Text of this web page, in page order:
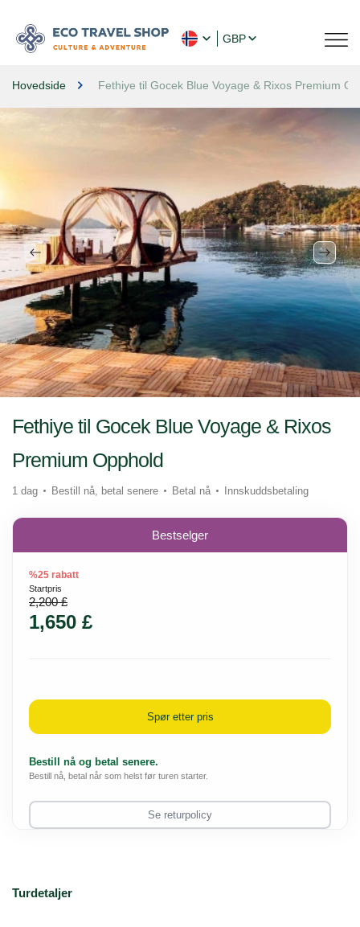
GBP
Hovedside Fethiye til Gocek Blue Voyage & Rixos Premium
Turdetaljer
Fethiye til Gocek Blue Voyage & Rixos
Premium Opphold
1 dag Bestill nå, betal senere Betal nå Innskuddsbetaling
Bestselger
%25 rabatt
Startpris
2,200 £
1,650 £
Spør etter pris
Bestill nå og betal senere.
Bestill nå, betal når som helst før turen starter.
Se returpolicy